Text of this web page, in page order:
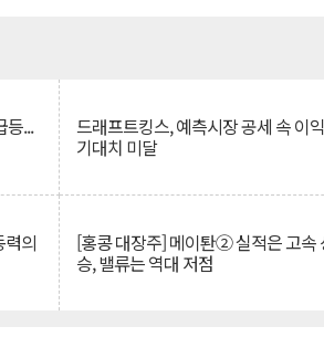
등... 드래프트킹스, 예측시장 공세 속 이익
기대치 미달
의 [홍콩 대장주] 메이퇀② 실적은 고속
승, 밸류는 역대 저점